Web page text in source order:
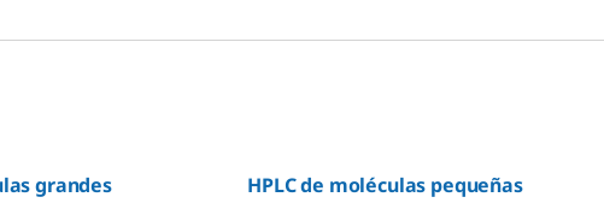
grandes
HPLC de moléculas pequeñas